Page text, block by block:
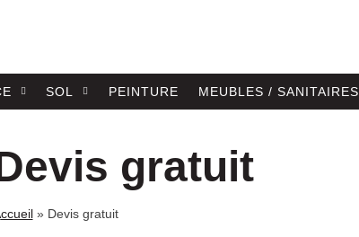
SOL PEINTURE MEUBLES / SANITAIRES
gratuit
accueil» Devis gratuit